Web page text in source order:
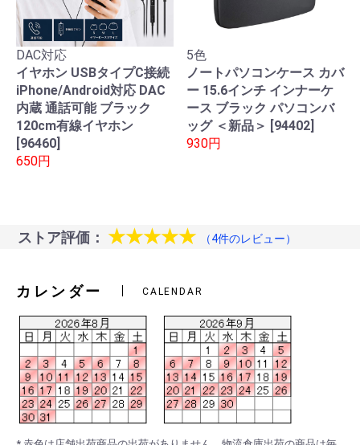
DAC対応
イヤホン USBタイプC接続
iPhone/Android対応 DAC
内蔵 通話可能 ブラック
120cm有線イヤホン
[96460]
650円
5色
ノートパソコンケース カバ
ー 15.6インチ インナーケ
ース ブラック パソコンバ
ッグ ＜新品＞ [94402]
930円
ストア評価： ★★★★★ （4件のレビュー）
カレンダー CALENDAR